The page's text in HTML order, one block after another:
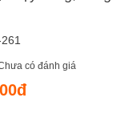
có đánh giá